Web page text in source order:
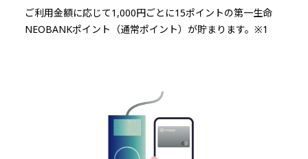
ご利用金額に応じて1,000円ごとに15ポイントの第一生命
NEOBANKポイント（通常ポイント）が貯まります。※1